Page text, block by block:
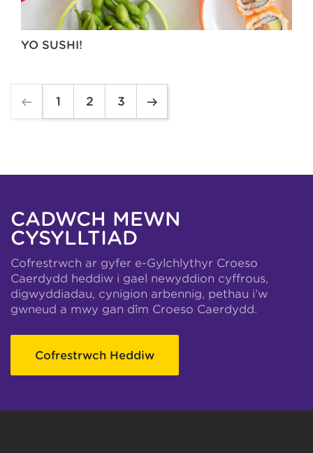
YO SUSHI!
1 2 3
CADWCH MEWN
CYSYLLTIAD
Cofrestrwch ar gyfer e-Gylchlythyr Croeso
Caerdydd heddiw i gael newyddion cyffrous,
digwyddiadau, cynigion arbennig, pethau i’w
gwneud a mwy gan dîm Croeso Caerdydd.
Cofrestrwch Heddiw